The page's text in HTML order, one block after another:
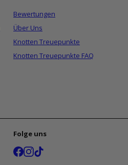
Bewertungen
Über Uns
Knotten Treuepunkte
Knotten Treuepunkte FAQ
Folge uns
Facebook
Instagram